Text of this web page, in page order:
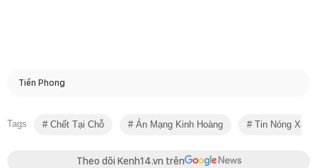
Tiền Phong
Tags Chết Tại Chỗ Án Mạng Kinh Hoàng Tin Nóng Xã
Theo dõi Kenh14.vn trên